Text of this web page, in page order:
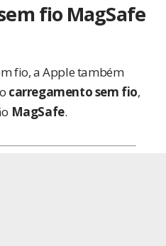
fio MagSafe
fio, a Apple também
carregamento sem fio,
MagSafe.